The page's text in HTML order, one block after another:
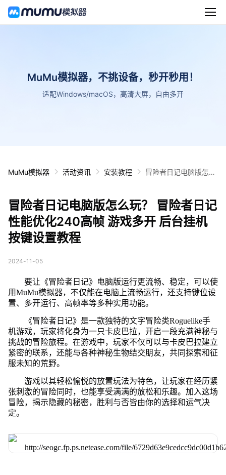
MuMu模拟器，不挑设备，秒开秒用！
适配Windows/macOS，高清大屏，自由多开
MuMu模拟器 活动资讯 安装教程
冒险者日记电脑版怎么
后台挂机 按键设置教程
冒险者日记电脑版怎么玩？ 冒险者日记
性能优化240高帧 游戏多开 后台挂机
按键设置教程
2024-11-05
要让《冒险者日记》电脑版运行更流畅、稳定，可以使
用MuMu模拟器，不仅能在电脑上流畅运行，还支持键位设
置、多开运行、高帧率等多种实用功能。
《冒险者日记》是一款独特的文字冒险类Roguelike手
机游戏，玩家将化身为一只卡皮巴拉，开启一段充满神秘与
挑战的冒险旅程。在游戏中，玩家不仅可以与卡皮巴拉建立
紧密的联系，还能与各种神秘生物结交朋友，共同探索和征
服未知的荒野。
游戏以其轻松愉悦的放置玩法为特色，让玩家在经历紧
张刺激的冒险同时，也能享受满满的放松和乐趣。加入这场
冒险，揭示隐藏的秘密，胜利与否皆由你的选择和运气决
定。